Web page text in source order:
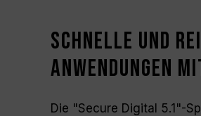
Schnelle und
Anwendungen
Die "Secure Digital 5.1"-